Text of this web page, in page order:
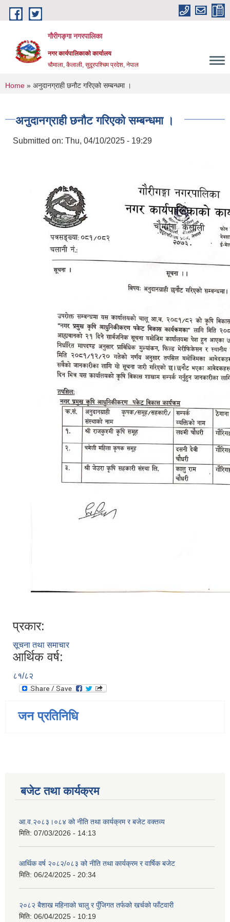
Skip to main content
गौरीगङ्गा नगरपालिका
नगर कार्यपालिकाको कार्यालय
चौमाला, कैलाली, सुदूरपश्चिम प्रदेश, नेपाल
You are here
Home » अनुदानग्राही छनौट गरिएको सम्बन्धमा ।
अनुदानग्राही छनौट गरिएको सम्बन्धमा ।
Submitted on: Thu, 04/10/2025 - 19:29
प्रकार:
सूचना तथा समाचार
आर्थिक वर्ष:
८१/८२
जन प्रतिनिधि
बजेट तथा कार्यक्रम
आ.व.२०८३।०८४ को नीति तथा कार्यक्रम र बजेट वक्तव्य
मिति: 07/03/2026 - 14:13
आर्थिक वर्ष २०८२/०८३ को नीति तथा कार्यक्रम र वार्षिक बजेट
मिति: 06/24/2025 - 20:34
२०८२ बैशाख महिनाको चालु र पुँजिगत तर्फको खर्चको फाँटवारी
मिति: 06/04/2025 - 10:19